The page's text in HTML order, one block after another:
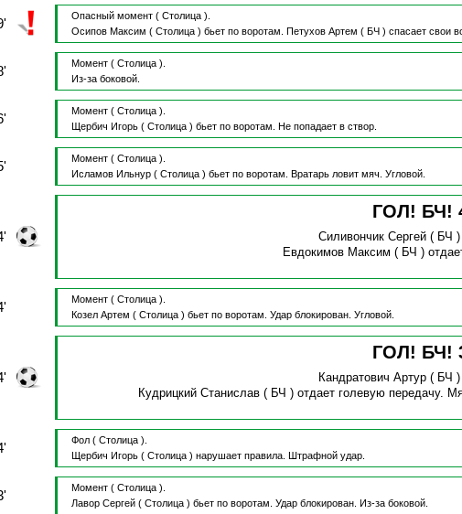
Опасный момент ( Столица ).
Осипов Максим ( Столица ) бьет по воротам. Петухов Артем ( БЧ ) спасает свои
Момент ( Столица ).
Из-за боковой.
Момент ( Столица ).
Щербич Игорь( Столица ) бьет по воротам. Не попадает в створ.
Момент ( Столица ).
Исламов Ильнур( Столица ) бьет по воротам. Вратарь ловит мяч. Угловой.
ГОЛ! БЧ!
Силивончик Сергей ( БЧ
Евдокимов Максим ( БЧ )
Момент ( Столица ).
Козел Артем ( Столица ) бьет по воротам. Удар блокирован. Угловой.
ГОЛ! БЧ!
Кандратович Артур ( БЧ
Кудрицкий Станислав ( БЧ )отдает голевую передачу.
Фол ( Столица ).
Щербич Игорь( Столица ) нарушает правила. Штрафной удар.
Момент ( Столица ).
Лавор Сергей( Столица ) бьет по воротам. Удар блокирован. Из-за боковой.